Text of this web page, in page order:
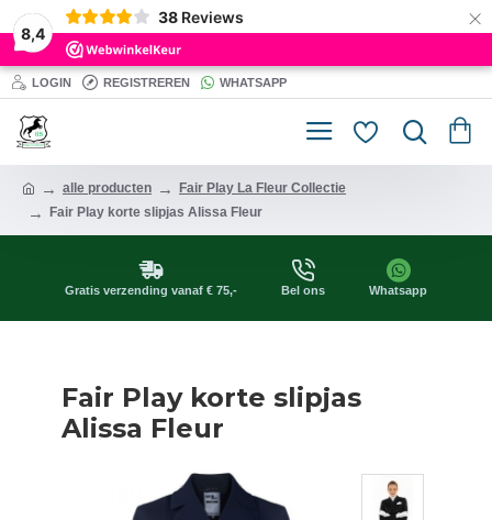
8,4
38 Reviews ×
LOGIN REGISTREREN WHATSAPP
alle producten
Fair Play La Fleur Collectie
Fair Play korte slipjas Alissa Fleur
Gratis verzending vanaf € 75,- Bel ons Whatsapp
Fair Play korte slipjas
Alissa Fleur